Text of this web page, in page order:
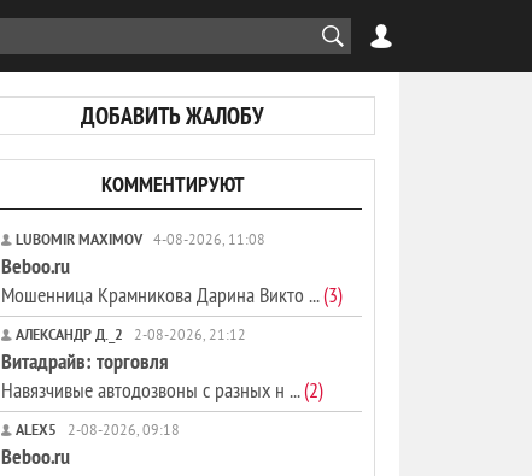
ДОБАВИТЬ ЖАЛОБУ
КОММЕНТИРУЮТ
LUBOMIR MAXIMOV 4-08-2026, 11:08
Beboo.ru
Мошенница Крамникова Дарина Викто ...(3)
АЛЕКСАНДР Д._2 2-08-2026, 21:12
Витадрайв: торговля
Навязчивые автодозвоны с разных н ...(2)
ALEX5 2-08-2026, 09:18
Beboo.ru